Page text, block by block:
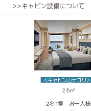
>>キャビン設備について
<キャビンカテゴリ>
26㎡
2名1室 お一人様